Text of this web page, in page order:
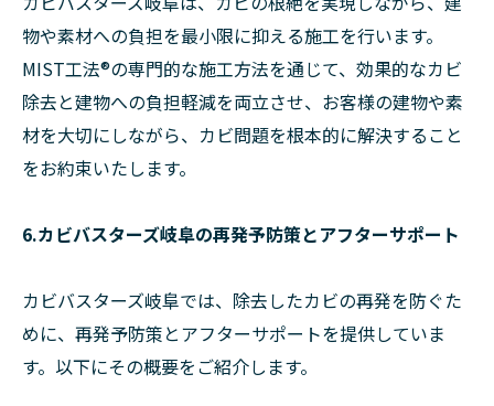
物や素材への負担を最小限に抑える施工を行います。
MIST工法®の専門的な施工方法を通じて、効果的なカビ
除去と建物への負担軽減を両立させ、お客様の建物や素
材を大切にしながら、カビ問題を根本的に解決すること
をお約束いたします。
6.カビバスターズ岐阜の再発予防策とアフターサポート
カビバスターズ岐阜では、除去したカビの再発を防ぐた
めに、再発予防策とアフターサポートを提供していま
す。以下にその概要をご紹介します。